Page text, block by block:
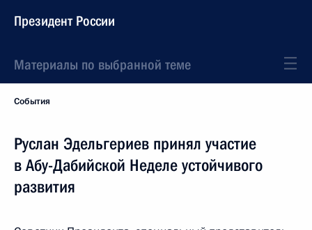
Президент России
Материалы по выбранной теме
События
Руслан Эдельгериев принял участие
в Абу-Дабийской Неделе устойчивого
развития